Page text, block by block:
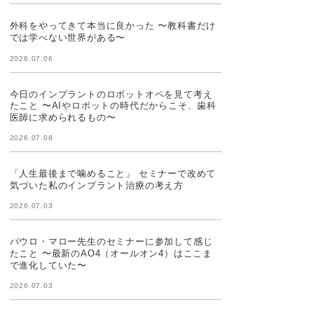
外科をやってきて本当に良かった 〜教科書だけ
では学べない世界がある〜
2026.07.06
今日のインプラントのロボットオペを見て考え
たこと 〜AIやロボットの時代だからこそ、歯科
医師に求められるもの〜
2026.07.06
「人生最後まで噛めること」 セミナーで改めて
気づいた私のインプラント治療の考え方
2026.07.03
パウロ・マロー先生のセミナーに参加して感じ
たこと 〜最新のAO4（オールオン4）はここま
で進化していた〜
2026.07.03